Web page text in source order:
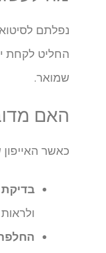
נפלתם
החליט לקחת
שמואר.
האם
כאשר